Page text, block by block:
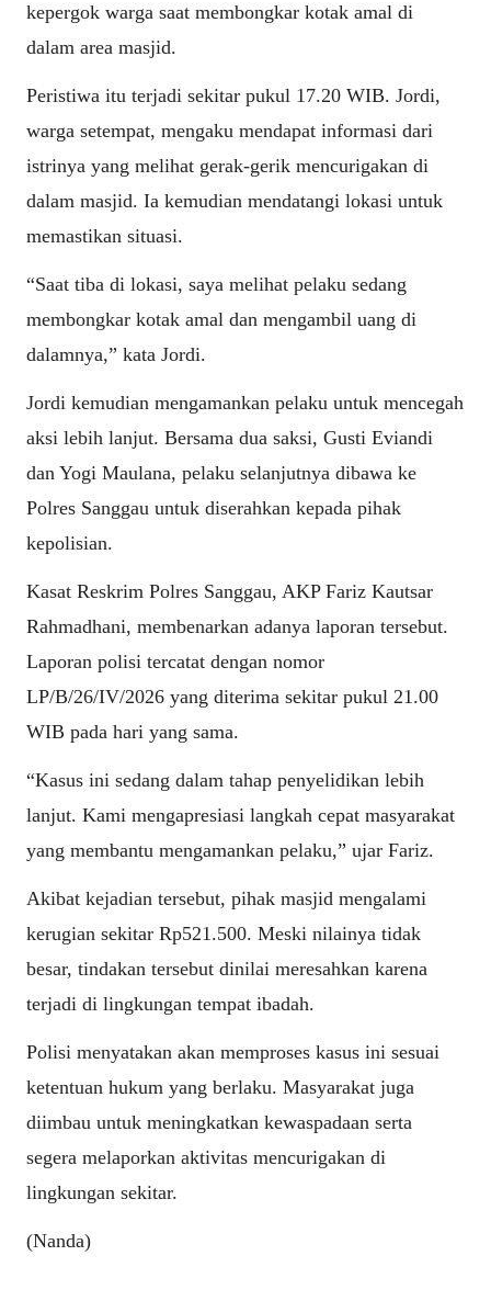
kepergok warga saat membongkar kotak amal di
dalam area masjid.
Peristiwa itu terjadi sekitar pukul 17.20 WIB. Jordi,
warga setempat, mengaku mendapat informasi dari
istrinya yang melihat gerak-gerik mencurigakan di
dalam masjid. Ia kemudian mendatangi lokasi untuk
memastikan situasi.
“Saat tiba di lokasi, saya melihat pelaku sedang
membongkar kotak amal dan mengambil uang di
dalamnya,” kata Jordi.
Jordi kemudian mengamankan pelaku untuk mencegah
aksi lebih lanjut. Bersama dua saksi, Gusti Eviandi
dan Yogi Maulana, pelaku selanjutnya dibawa ke
Polres Sanggau untuk diserahkan kepada pihak
kepolisian.
Kasat Reskrim Polres Sanggau, AKP Fariz Kautsar
Rahmadhani, membenarkan adanya laporan tersebut.
Laporan polisi tercatat dengan nomor
LP/B/26/IV/2026 yang diterima sekitar pukul 21.00
WIB pada hari yang sama.
“Kasus ini sedang dalam tahap penyelidikan lebih
lanjut. Kami mengapresiasi langkah cepat masyarakat
yang membantu mengamankan pelaku,” ujar Fariz.
Akibat kejadian tersebut, pihak masjid mengalami
kerugian sekitar Rp521.500. Meski nilainya tidak
besar, tindakan tersebut dinilai meresahkan karena
terjadi di lingkungan tempat ibadah.
Polisi menyatakan akan memproses kasus ini sesuai
ketentuan hukum yang berlaku. Masyarakat juga
diimbau untuk meningkatkan kewaspadaan serta
segera melaporkan aktivitas mencurigakan di
lingkungan sekitar.
(Nanda)